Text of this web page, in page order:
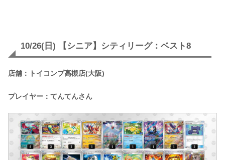
10/26(日) 【シニア】シティリーグ：ベスト8
店舗：トイコンプ高槻店(大阪)
プレイヤー：てんてんさん